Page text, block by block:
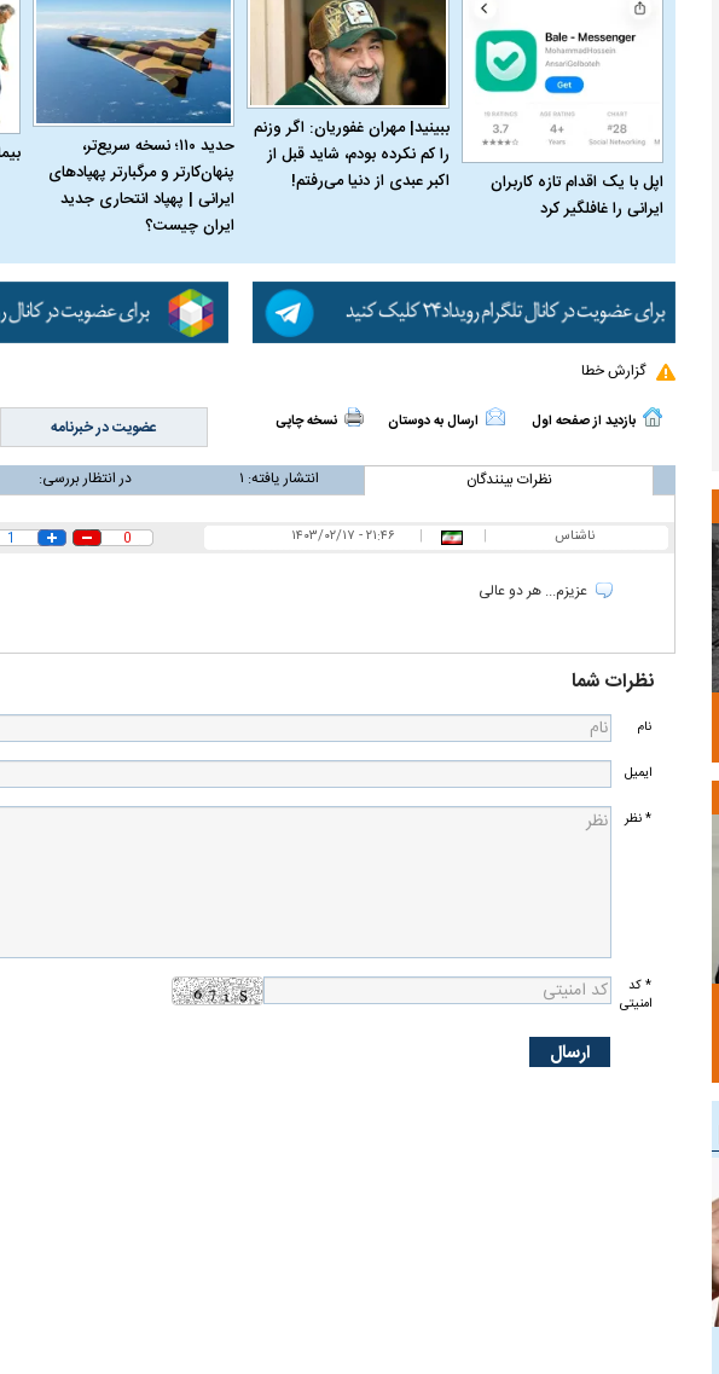
اپل با یک اقدام تازه کاربران
ایرانی را غافلگیر کرد
ببینید| مهران غفوریان: اگر وزنم
را کم نکرده بودم، شاید قبل از
اکبر عبدی از دنیا می‌رفتم!
حدید ۱۱۰؛ نسخه سریع‌تر،
پنهان‌کارتر و مرگبارتر پهپادهای
ایرانی | پهپاد انتحاری جدید
ایران چیست؟
گزارش خطا
بازدید از صفحه اول ارسال به دوستان نسخه چاپی عضویت در خبرنامه
نظرات بینندگان انتشار یافته: ۱ در انتظار بررسی:
ناشناس |
| ۲۱:۴۶ - ۱۴۰۳/۰۲/۱۷ 0
1
عزیزم... هر دو عالی
نظرات شما
نام
ایمیل
* نظر
* کد
امنیتی
آخرین پرده از حیات سیاسی یک سلسله |
روایتی از آخرین مصاحبه‌ی شاه در ایران
ریشه‌های عزاداری ماه محرم در فرهنگ
و تاریخ ایران
عزاداری ماه
انجام می‌شد؟
ببینید| پزشکیان: مهمترین نگرانی من،
معیشت و وضعیت اقتصادی مردم است
ببینید| عراقچی: تعیین مسیر جدید